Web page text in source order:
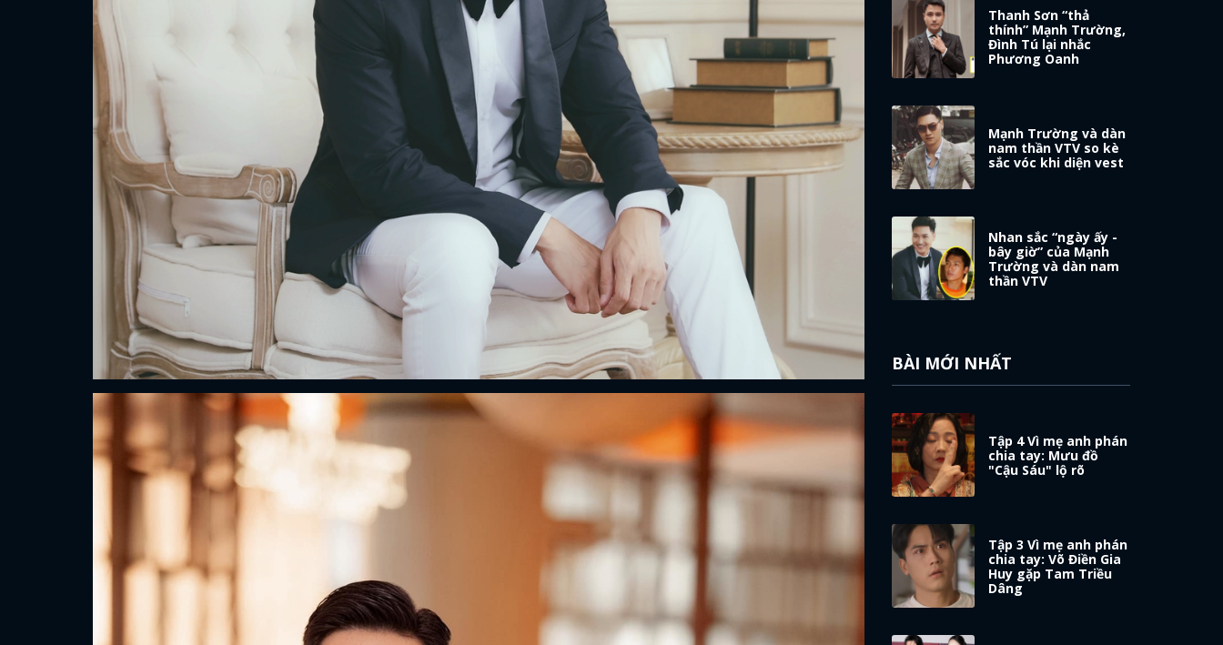
Thanh Sơn “thả
thính” Mạnh Trường,
Đình Tú lại nhắc
Phương Oanh
Mạnh Trường và dàn
nam thần VTV so kè
sắc vóc khi diện vest
Nhan sắc “ngày ấy -
bây giờ” của Mạnh
Trường và dàn nam
thần VTV
BÀI MỚI NHẤT
Tập 4 Vì mẹ anh phán
chia tay: Mưu đồ
"Cậu Sáu" lộ rõ
Tập 3 Vì mẹ anh phán
chia tay: Võ Điền Gia
Huy gặp Tam Triều
Dâng